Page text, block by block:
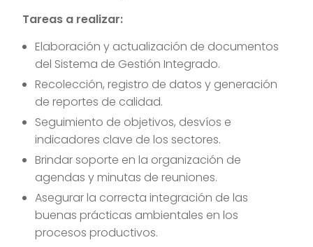
Tareas a realizar:
Elaboración y actualización de documentos
del Sistema de Gestión Integrado.
Recolección, registro de datos y generación
de reportes de calidad.
Seguimiento de objetivos, desvíos e
indicadores clave de los sectores.
Brindar soporte en la organización de
agendas y minutas de reuniones.
Asegurar la correcta integración de las
buenas prácticas ambientales en los
procesos productivos.